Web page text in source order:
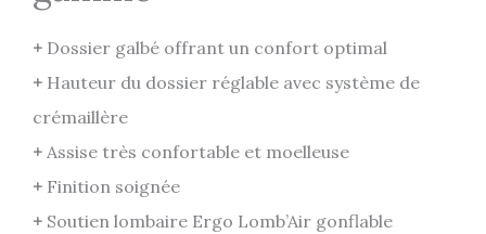
+ Dossier galbé offrant un confort optimal
+ Hauteur du dossier réglable avec système de
crémaillère
+ Assise très confortable et moelleuse
+ Finition soignée
+ Soutien lombaire Ergo Lomb’Air gonflable